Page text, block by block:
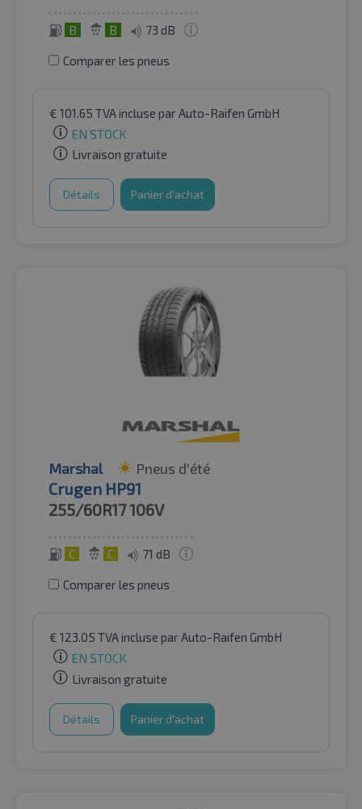
B B 73 dB
Comparer les pneus
€ 101.65 TVA incluse par Auto-Raifen GmbH
EN STOCK
Livraison gratuite
Détails Panier d'achat
Marshal Pneus d'été
Crugen HP91
255/60R17106V
C C 71 dB
Comparer les pneus
€ 123.05 TVA incluse par Auto-Raifen GmbH
EN STOCK
Livraison gratuite
Détails Panier d'achat